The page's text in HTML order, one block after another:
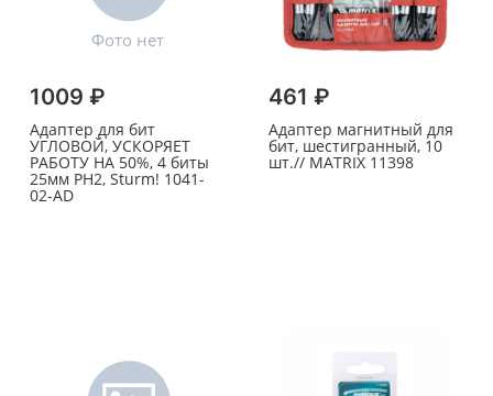
1009 ₽
Адаптер для бит
УГЛОВОЙ, УСКОРЯЕТ
РАБОТУ НА 50%, 4 биты
25мм РН2, Sturm! 1041-
02-AD
461 ₽
Адаптер магнитный для
бит, шестигранный, 10
шт.// MATRIX 11398